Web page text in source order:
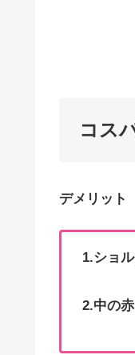
コス
デメリット
1.ショ
2.中の